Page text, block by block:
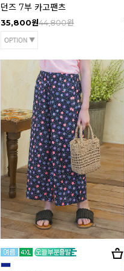
던즈 7부 카고팬츠
35,800원44,800원